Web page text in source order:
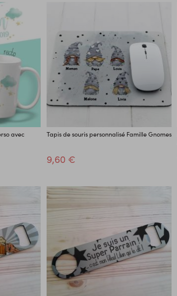
avec
Tapis de souris personnalisé Famille Gnomes
9,60 €